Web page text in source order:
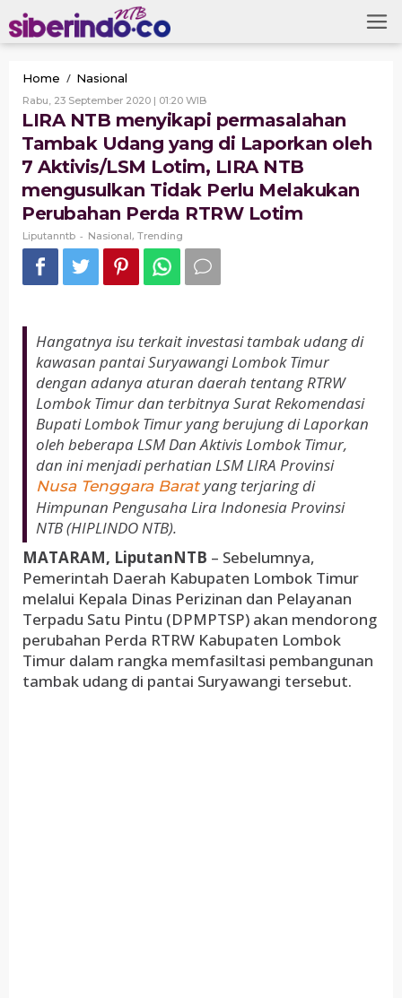
to
content
Home / Nasional
NTB
menyikapi
permasalahan
Tambak
Udang
yang
di
Laporkan
oleh
7
Aktivis/LSM
Lotim,
LIRA
Tidak
Perlu
Melakukan
Perubahan
Perda
RTRW
Lotim
Rabu, 23 September 2020 | 01:20 WIBOleh
Liputanntb
LIRA NTB menyikapi permasalahan
Tambak Udang yang di Laporkan oleh
7 Aktivis/LSM Lotim, LIRA NTB
mengusulkan Tidak Perlu Melakukan
Perubahan Perda RTRW Lotim
Liputanntb - Nasional, Trending
Hangatnya isu terkait investasi tambak udang di
kawasan pantai Suryawangi Lombok Timur
dengan adanya aturan daerah tentang RTRW
Lombok Timur dan terbitnya Surat Rekomendasi
Bupati Lombok Timur yang berujung di Laporkan
oleh beberapa LSM Dan Aktivis Lombok Timur,
dan ini menjadi perhatian LSM LIRA Provinsi
Nusa Tenggara Barat yang terjaring di
Himpunan Pengusaha Lira Indonesia Provinsi
NTB (HIPLINDO NTB).
MATARAM, LiputanNTB – Sebelumnya,
Pemerintah Daerah Kabupaten Lombok Timur
melalui Kepala Dinas Perizinan dan Pelayanan
Terpadu Satu Pintu (DPMPTSP) akan mendorong
perubahan Perda RTRW Kabupaten Lombok
Timur dalam rangka memfasiltasi pembangunan
tambak udang di pantai Suryawangi tersebut.